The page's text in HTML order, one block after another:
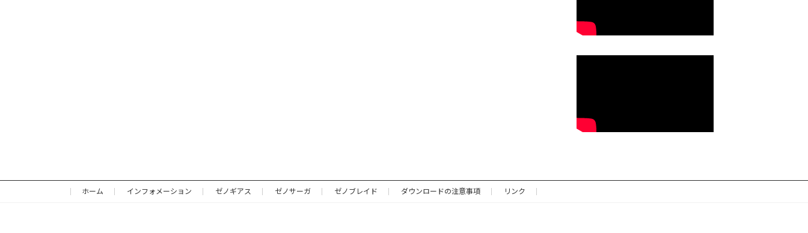
ホーム インフォメーション ゼノギアス ゼノサーガ ゼノブレイド ダウンロードの注意事項 リンク